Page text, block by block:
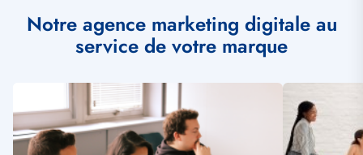
Notre agence marketing digitale au
service de votre marque
Illustration
vignette